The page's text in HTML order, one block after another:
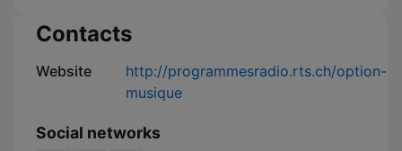
Contacts
Website
http://programmesradio.rts.ch/option-
musique
Social networks